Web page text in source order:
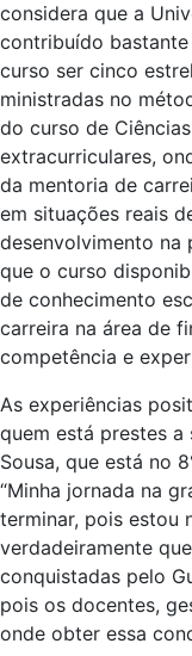
considera que a
contribuído
curso ser cinco
ministradas no
do curso de
extracurriculares,
da mentoria de
em situações reais
desenvolvimento na
que o curso
de conhecimento
carreira na área de
competência e
As experiências
quem está prestes
Sousa, que está no
“Minha jornada na
terminar, pois estou
verdadeiramente
conquistadas pelo
pois os docentes,
onde obter essa